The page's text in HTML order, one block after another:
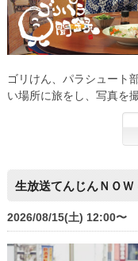
ゴリけん、パラシュート
い場所に旅をし、写真を
生放送てんじんＮＯＷ
2026/08/15(土) 12:00〜